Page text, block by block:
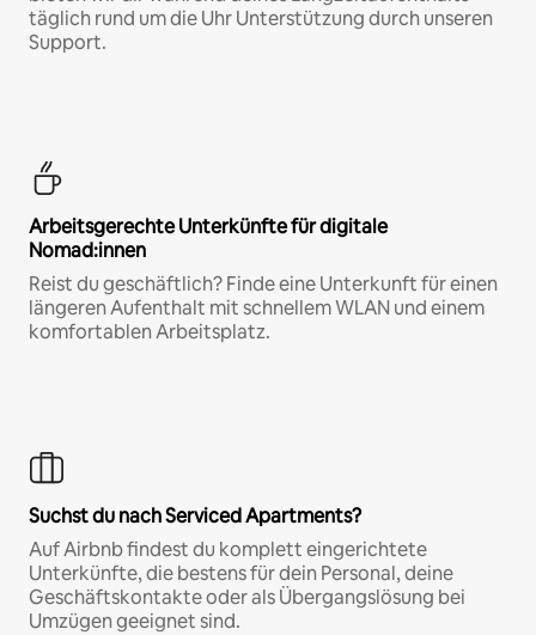
täglich rund um die Uhr Unterstützung durch unseren
Support.
Arbeitsgerechte Unterkünfte für digitale
Nomad:innen
Reist du geschäftlich? Finde eine Unterkunft für einen
längeren Aufenthalt mit schnellem WLAN und einem
komfortablen Arbeitsplatz.
Suchst du nach Serviced Apartments?
Auf Airbnb findest du komplett eingerichtete
Unterkünfte, die bestens für dein Personal, deine
Geschäftskontakte oder als Übergangslösung bei
Umzügen geeignet sind.